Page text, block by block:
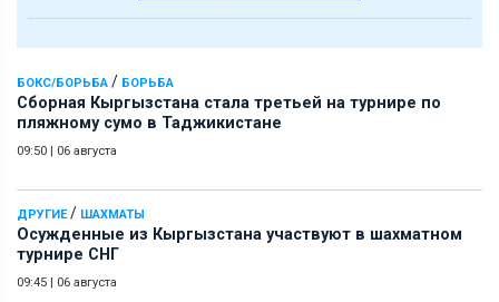
БОКС/БОРЬБА / БОРЬБА
Сборная Кыргызстана стала третьей на турнире по
пляжному сумо в Таджикистане
09:50 | 06 августа
ДРУГИЕ/ ШАХМАТЫ
Осужденные из Кыргызстана участвуют в шахматном
турнире СНГ
09:45 | 06 августа